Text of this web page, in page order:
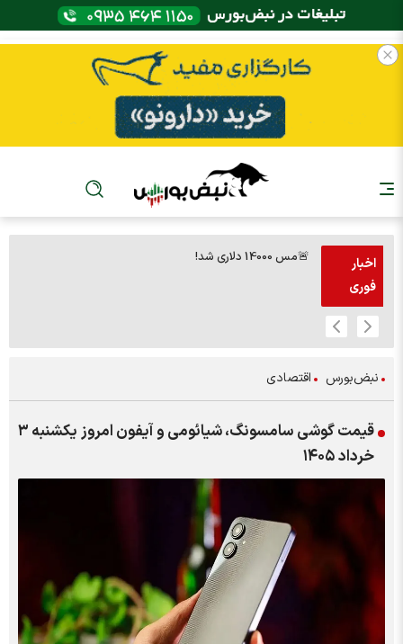
اخبار
فوری
🚨مس 14000 دلاری شد!
نبض‌بورس اقتصادی
قیمت گوشی سامسونگ، شیائومی و آیفون امروز یکشنبه ۳
خرداد ۱۴۰۵